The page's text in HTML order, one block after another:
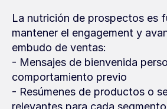
La nutrición de prospectos es
mantener el engagement y
embudo de ventas:
- Mensajes de bienvenida
comportamiento previo
- Resúmenes de productos o
relevantes para cada segmento